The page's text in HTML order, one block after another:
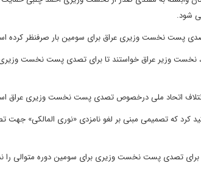
تصدی پست نخست وزیری عراق برای سومین بار صرفنظر کرده
نخست وزیر عراق خواستند تا برای تصدی پست نخست وزیری
ائتلاف اتحاد ملی درخصوص تصدی پست نخست وزیری عراق
کرد که تصمیمی مبنی بر لغو نامزدی «نوری المالکی»
برای تصدی پست نخست وزیری برای سومین دوره متوالی را